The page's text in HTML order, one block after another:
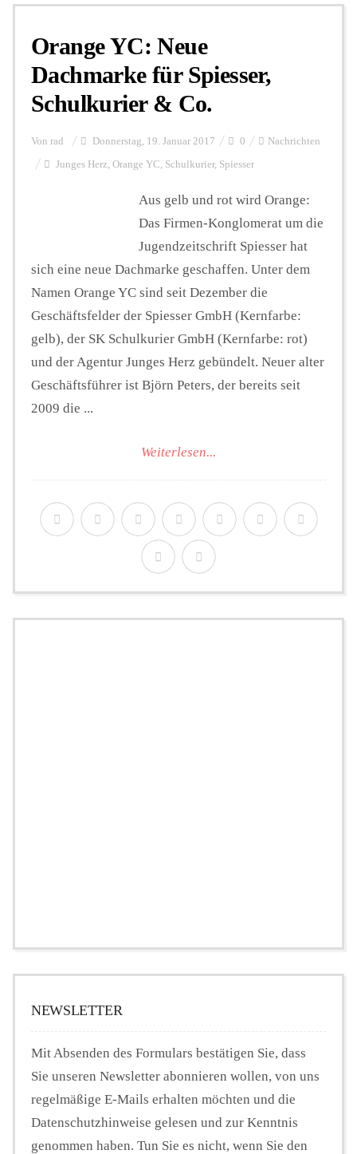
Personalien
Hintergrund
FUNKTURM-Beiträge
Podcast
Seminare
Unterstützen
Orange YC: Neue
Dachmarke für Spiesser,
Schulkurier & Co.
Von rad Donnerstag, 19. Januar 2017 0 Nachrichten
Junges Herz, Orange YC, Schulkurier, Spiesser
Aus gelb und rot wird Orange:
Das Firmen-Konglomerat um die
Jugendzeitschrift Spiesser hat
sich eine neue Dachmarke geschaffen. Unter dem
Namen Orange YC sind seit Dezember die
Geschäftsfelder der Spiesser GmbH (Kernfarbe:
gelb), der SK Schulkurier GmbH (Kernfarbe: rot)
und der Agentur Junges Herz gebündelt. Neuer alter
Geschäftsführer ist Björn Peters, der bereits seit
2009 die ...
Weiterlesen...
NEWSLETTER
Mit Absenden des Formulars bestätigen Sie, dass
Sie unseren Newsletter abonnieren wollen, von uns
regelmäßige E-Mails erhalten möchten und die
Datenschutzhinweise gelesen und zur Kenntnis
genommen haben. Tun Sie es nicht, wenn Sie den